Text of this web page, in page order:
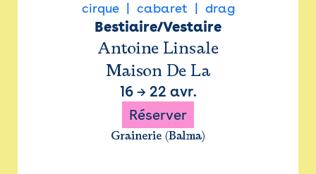
cirque cabaret drag
Bestiaire/Vestaire
Antoine Linsale
Maison De La
16→ 22 avr.
Réserver
Grainerie (Balma)